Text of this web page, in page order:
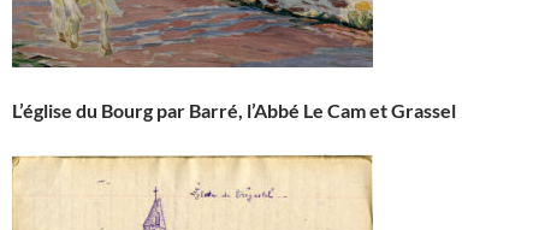
L’église du Bourg par Barré, l’Abbé Le Cam et Grassel